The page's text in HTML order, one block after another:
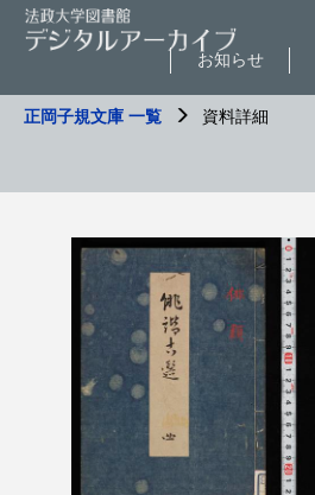
お知らせ
正岡子規文庫 一覧 資料詳細